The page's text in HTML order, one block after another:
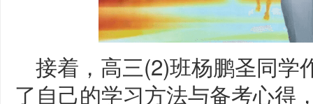
接着，高三(2)班杨鹏圣同学
了自己的学习方法与备考心得